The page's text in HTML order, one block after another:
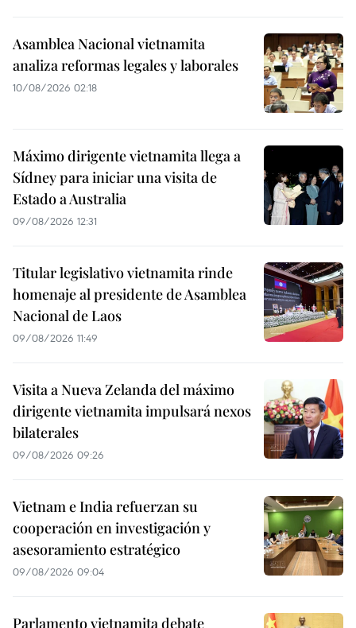
Asamblea Nacional vietnamita
analiza reformas legales y laborales
10/08/2026 02:18
Máximo dirigente vietnamita llega a
Sídney para iniciar una visita de
Estado a Australia
09/08/2026 12:31
Titular legislativo vietnamita rinde
homenaje al presidente de Asamblea
Nacional de Laos
09/08/2026 11:49
Visita a Nueva Zelanda del máximo
dirigente vietnamita impulsará nexos
bilaterales
09/08/2026 09:26
Vietnam e India refuerzan su
cooperación en investigación y
asesoramiento estratégico
09/08/2026 09:04
Parlamento vietnamita debate